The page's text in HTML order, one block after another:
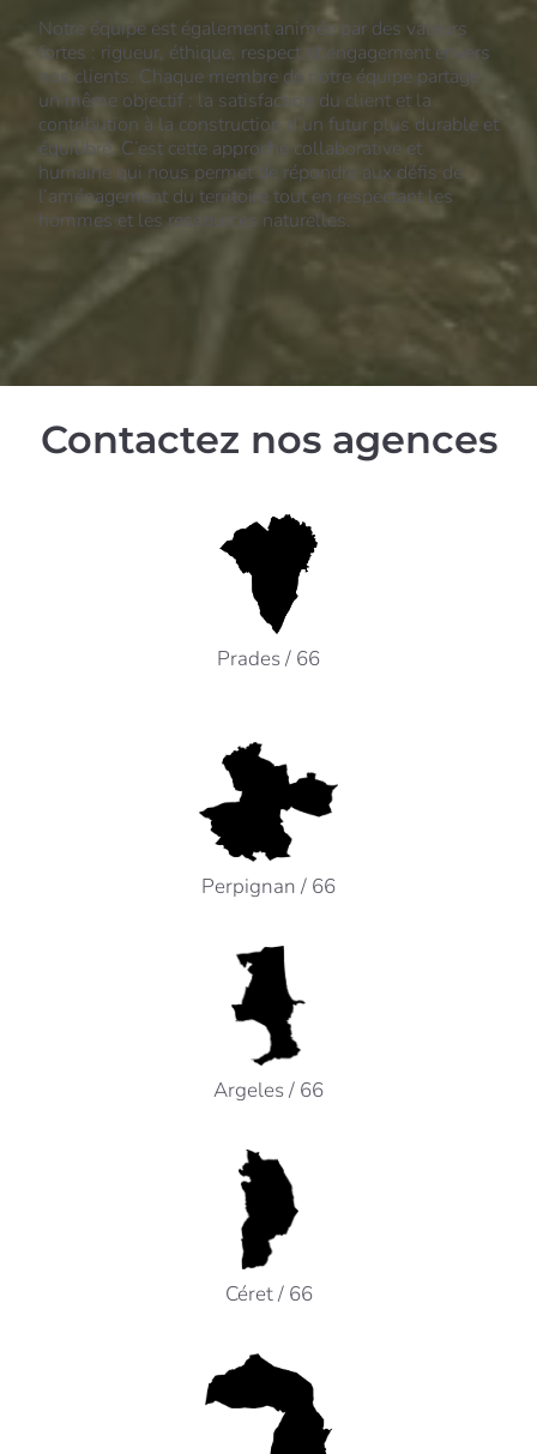
Notre équipe est également animée par des valeurs
fortes : rigueur, éthique, respect et engagement envers
nos clients. Chaque membre de notre équipe partage
un même objectif : la satisfaction du client et la
contribution à la construction d’un futur plus durable et
équilibré. C’est cette approche collaborative et
humaine qui nous permet de répondre aux défis de
l’aménagement du territoire tout en respectant les
hommes et les ressources naturelles.
Contactez nos agences
Prades / 66
Notre agence de Prades :
74 avenue du Général de Gaulle
BP 30031
66500 PRADES
Tel : 04 68 05 20 10
Perpignan / 66
Notre agence de Perpignan :
940 avenue Eole
66100 PERPIGNAN
Tel : 04 68 80 54 11
perpignan@agt-amenagement.fr
Argeles / 66
Notre agence d’Argelès-sur-Mer :
1 rue des Verdiers
66700 ARGELES/MER
Tel : 04 68 81 52 54
argeles@agt-amenagement.fr
Céret / 66
Notre agence de Céret :
93 Rue Saint-Ferréol
66600 CERET
Tel : 04 68 87 06 50
ceret@agt-amenagement.fr
Notre agence de Font Romeu :
6 boulevard Campredon
66120 FONT ROMEU